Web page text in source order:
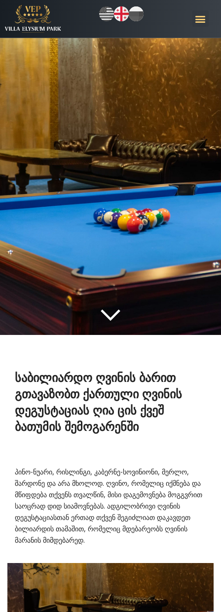
საბილიარდო ღვინის ბარით
გთავაზობთ ქართული ღვინის
დეგუსტაციას ღია ცის ქვეშ
ბათუმის შემოგარენში
პინო-ნუარი, რისლინგი, კაბერნე-სოვინიონი, მერლო,
შარდონე და არა მხოლოდ. ღვინო, რომელიც იქმნება და
მწიფდება თქვენს თვალწინ, მისი დაგემოვნება მოგგვრით
საოცრად დიდ სიამოვნებას. ადგილობრივი ღვინის
დეგუსტაციასთან ერთად თქვენ შეგიძლიათ დაკავდეთ
ბილიარდის თამაშით, რომელიც მდებარეობს ღვინის
მარანის მიმდებარედ.